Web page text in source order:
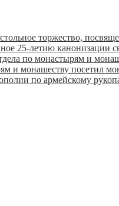
25-летию канонизации
и монашеству посетил